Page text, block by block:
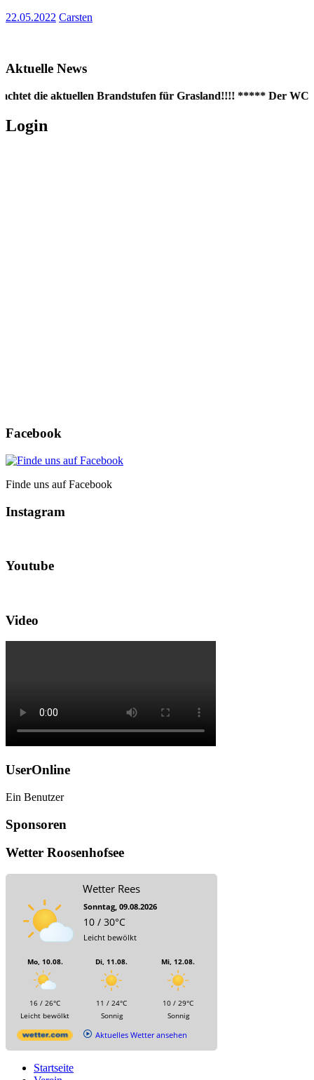
22.05.2022 Carsten
Aktuelle News
die aktuellen Brandstufen für Grasland!!!! ***** Der WC-
Login
Facebook
Finde uns auf Facebook
Instagram
Youtube
Video
UserOnline
Ein Benutzer
Sponsoren
Wetter Roosenhofsee
Wetter Rees
Sonntag, 09.08.2026
10 / 30°C
Leicht bewölkt
Mo, 10.08.
16 / 26°C
Leicht bewölkt
Di, 11.08.
11 / 24°C
Sonnig
Mi, 12.08.
10 / 29°C
Sonnig
Aktuelles Wetter ansehen
Startseite